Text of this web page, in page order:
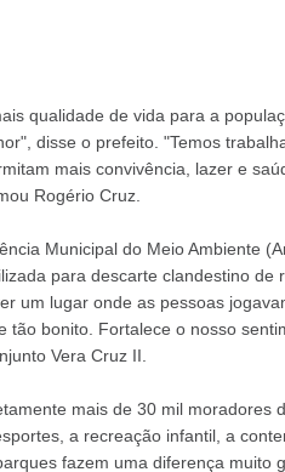
qualidade de vida para a
disse o prefeito. "Temos
mais convivência, lazer e
Rogério Cruz.
Municipal do Meio Ambiente
para descarte clandestino de
um lugar onde as pessoas
bonito. Fortalece o nosso
Vera Cruz II.
mais de 30 mil moradores
a recreação infantil, a
fazem uma diferença muito